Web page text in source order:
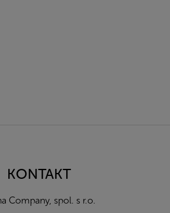
KONTAKT
Company, spol. s r.o.